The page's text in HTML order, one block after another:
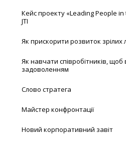
Кейс проекту «Leading People in
JTI
Як прискорити розвиток зрілих
Як навчати співробітників,
задоволенням
Слово стратега
Майстер конфронтації
Новий корпоративний завіт